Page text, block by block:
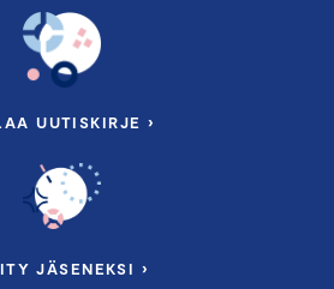
UUTISKIRJE ›
JÄSENEKSI ›